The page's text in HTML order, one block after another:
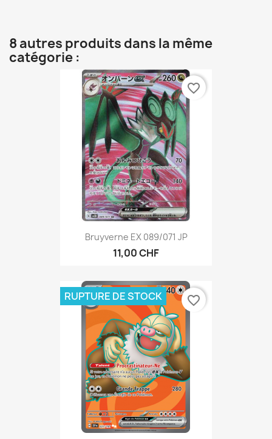
8 autres produits dans la même
catégorie :
Bruyverne EX 089/071 JP
11,00 CHF
favorite_border
RUPTURE DE STOCK favorite_border